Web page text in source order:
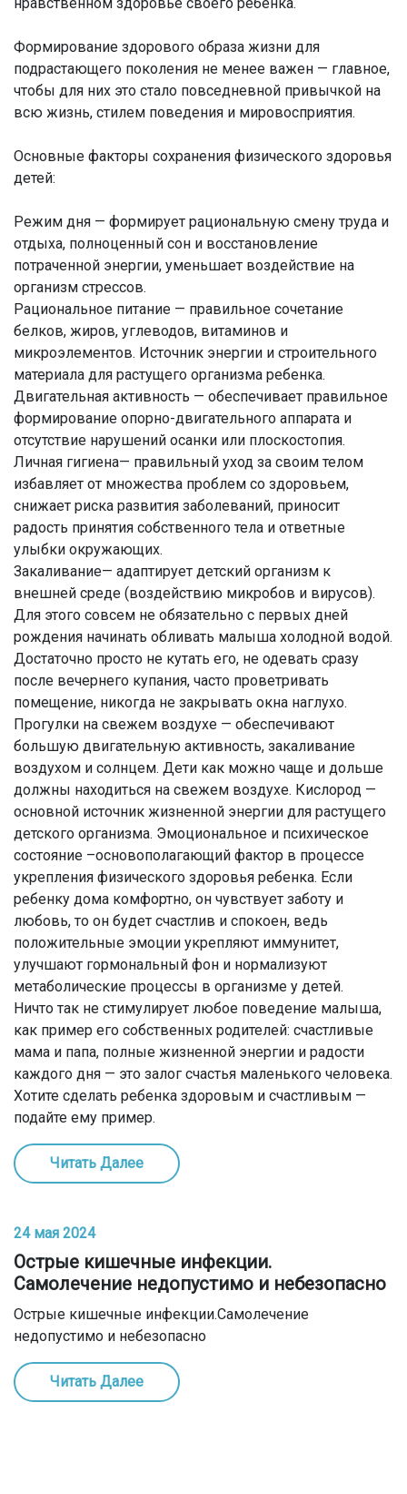
Формирование здорового образа жизни для
подрастающего поколения не менее важен — главное,
чтобы для них это стало повседневной привычкой на
всю жизнь, стилем поведения и мировосприятия.
Основные факторы сохранения физического здоровья
детей:
Режим дня — формирует рациональную смену труда и
отдыха, полноценный сон и восстановление
потраченной энергии, уменьшает воздействие на
организм стрессов.
Рациональное питание — правильное сочетание
белков, жиров, углеводов, витаминов и
микроэлементов. Источник энергии и строительного
материала для растущего организма ребенка.
Двигательная активность — обеспечивает правильное
формирование опорно-двигательного аппарата и
отсутствие нарушений осанки или плоскостопия.
Личная гигиена— правильный уход за своим телом
избавляет от множества проблем со здоровьем,
снижает риска развития заболеваний, приносит
радость принятия собственного тела и ответные
улыбки окружающих.
Закаливание— адаптирует детский организм к
внешней среде (воздействию микробов и вирусов).
Для этого совсем не обязательно с первых дней
рождения начинать обливать малыша холодной водой.
Достаточно просто не кутать его, не одевать сразу
после вечернего купания, часто проветривать
помещение, никогда не закрывать окна наглухо.
Прогулки на свежем воздухе — обеспечивают
большую двигательную активность, закаливание
воздухом и солнцем. Дети как можно чаще и дольше
должны находиться на свежем воздухе. Кислород —
основной источник жизненной энергии для растущего
детского организма. Эмоциональное и психическое
состояние –основополагающий фактор в процессе
укрепления физического здоровья ребенка. Если
ребенку дома комфортно, он чувствует заботу и
любовь, то он будет счастлив и спокоен, ведь
положительные эмоции укрепляют иммунитет,
улучшают гормональный фон и нормализуют
метаболические процессы в организме у детей.
Ничто так не стимулирует любое поведение малыша,
как пример его собственных родителей: счастливые
мама и папа, полные жизненной энергии и радости
каждого дня — это залог счастья маленького человека.
Хотите сделать ребенка здоровым и счастливым —
подайте ему пример.
Читать Далее
24 мая 2024
Острые кишечные инфекции.
Самолечение недопустимо и небезопасно
Острые кишечные инфекции.Самолечение
недопустимо и небезопасно
Читать Далее